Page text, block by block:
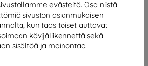
evästeitä. Osa niistä
sivuston asianmukaisen
kun taas toiset auttavat
kävijäliikennettä sekä
sisältöä ja mainontaa.